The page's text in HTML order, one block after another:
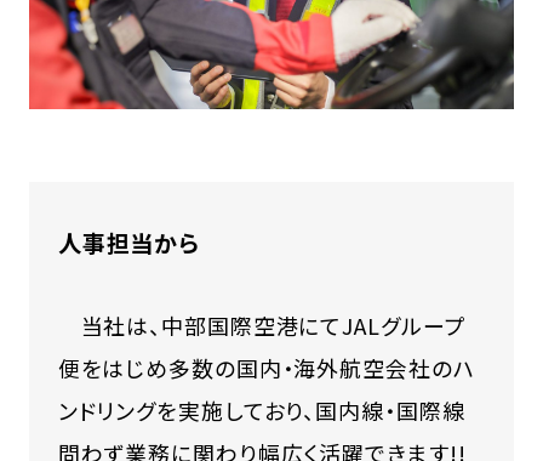
人事担当から
当社は、中部国際空港にてJALグループ
便をはじめ多数の国内・海外航空会社のハ
ンドリングを実施しており、国内線・国際線
問わず業務に関わり幅広く活躍できます!!